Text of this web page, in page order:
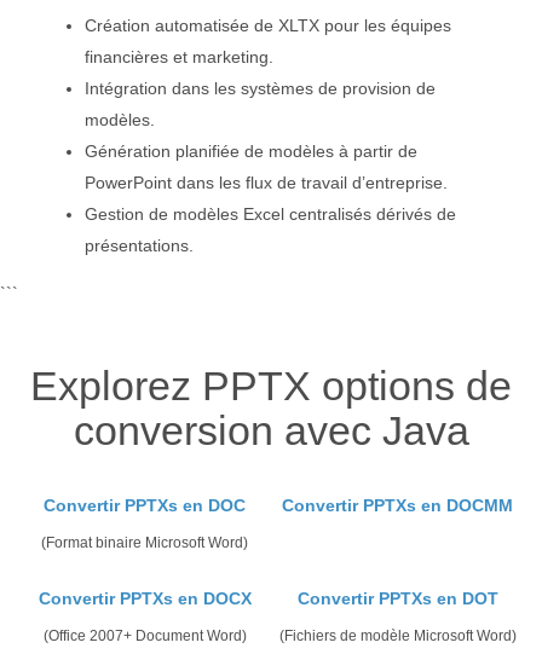
Création automatisée de XLTX pour les équipes
financières et marketing.
Intégration dans les systèmes de provision de
modèles.
Génération planifiée de modèles à partir de
PowerPoint dans les flux de travail d’entreprise.
Gestion de modèles Excel centralisés dérivés de
présentations.
```
Explorez PPTX options de
conversion avec Java
Convertir PPTXs en DOC
(Format binaire Microsoft Word)
Convertir PPTXs en DOCMM
Convertir PPTXs en DOCX
(Office 2007+ Document Word)
Convertir PPTXs en DOT
(Fichiers de modèle Microsoft Word)